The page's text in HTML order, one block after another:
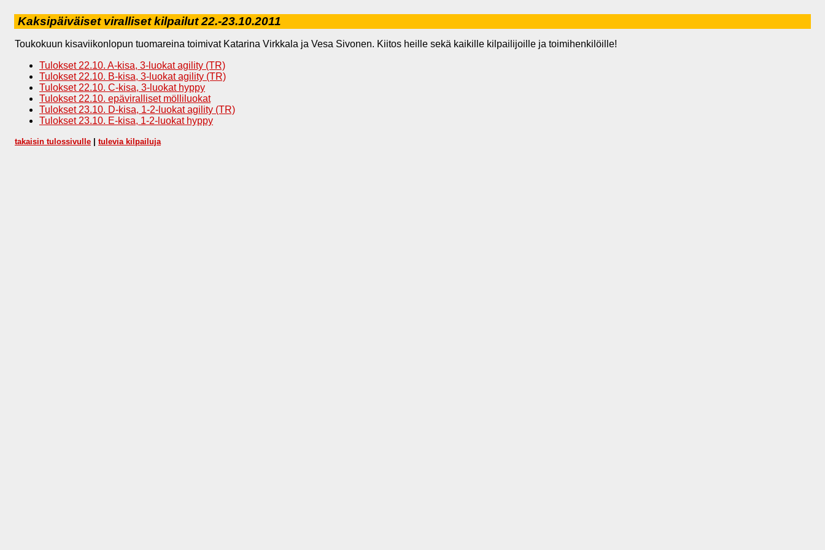
Kaksipäiväiset viralliset kilpailut 22.-23.10.2011
Toukokuun kisaviikonlopun tuomareina toimivat Katarina Virkkala ja Vesa Sivonen. Kiitos heille sekä kaikille kilpailijoille ja toimihenkilöille!
Tulokset 22.10. A-kisa, 3-luokat agility (TR)
Tulokset 22.10. B-kisa, 3-luokat agility (TR)
Tulokset 22.10. C-kisa, 3-luokat hyppy
Tulokset 22.10. epäviralliset mölliluokat
Tulokset 23.10. D-kisa, 1-2-luokat agility (TR)
Tulokset 23.10. E-kisa, 1-2-luokat hyppy
takaisin tulossivulle tulevia kilpailuja